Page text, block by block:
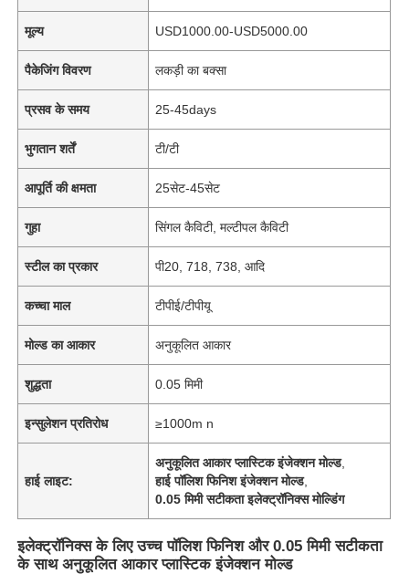
मूल्य USD1000.00-USD5000.00
पैकेजिंग विवरण लकड़ी का बक्सा
प्रसव के समय 25-45days
भुगतान शर्तें टी/टी
आपूर्ति की क्षमता 25सेट-45सेट
गुहा सिंगल कैविटी, मल्टीपल कैविटी
स्टील का प्रकार पी20, 718, 738, आदि
कच्चा माल टीपीई/टीपीयू
मोल्ड का आकार अनुकूलित आकार
शुद्धता 0.05 मिमी
इन्सुलेशन प्रतिरोध ≥1000m n
हाई लाइट:
अनुकूलित आकार प्लास्टिक इंजेक्शन मोल्ड,
हाई पॉलिश फिनिश इंजेक्शन मोल्ड,
0.05 मिमी सटीकता इलेक्ट्रॉनिक्स मोल्डिंग
इलेक्ट्रॉनिक्स के लिए उच्च पॉलिश फिनिश और 0.05 मिमी सटीकता
के साथ अनुकूलित आकार प्लास्टिक इंजेक्शन मोल्ड